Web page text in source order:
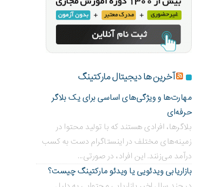
آخرین ها دیجیتال مارکتینگ
مهارت‌ها و ویژگی‌های اساسی برای یک بلاگر
حرفه‌ای
بلاگر‌ها، افرادی هستند که با تولید محتوا در
زمینه‌های مختلف در اینستاگرام دست به کسب
درآمد می‌زنند. این افراد، در صورتی...
بازاریابی ویدئویی ‌یا ویدئو مارکتینگ چیست؟